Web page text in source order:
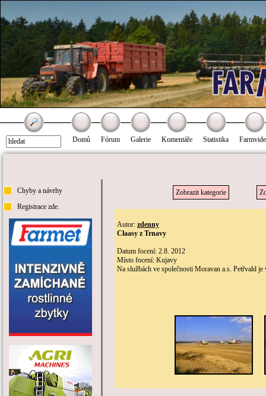
Domů Fórum Galerie Komentáře Statistika
Chyby a návrhy
Registrace zde.
Zobrazit kategorie
Autor: zdenny
Claasy z Trnavy
Datum focení: 2.8. 2012
Místo focení: Kujavy
Na službách ve společnosti Moravan a.s. Petřvald